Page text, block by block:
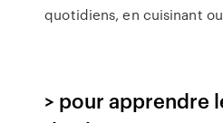
quotidiens, en cuisinant
> pour apprendre